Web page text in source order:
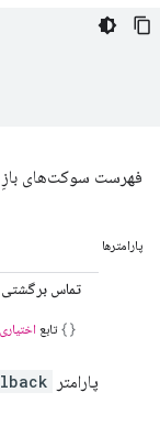
فهرست سوکت‌های بازِ
پارامترها
تماس برگشتی
تابع اختیاری
پارامتر